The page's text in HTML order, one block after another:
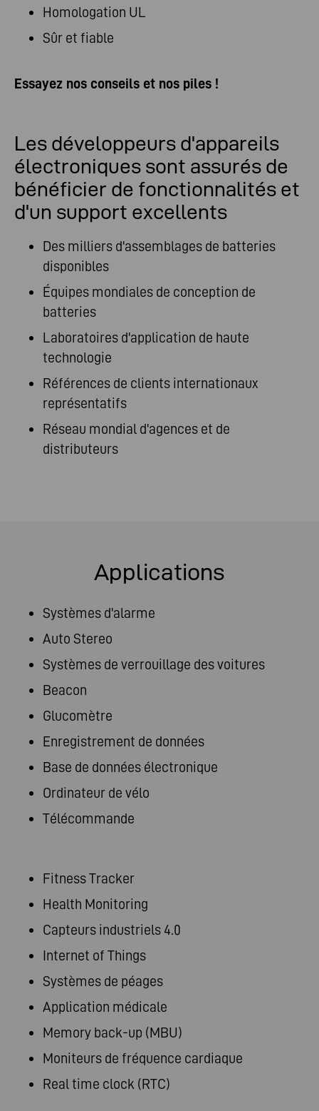
Homologation UL
Sûr et fiable
Essayez nos conseils et nos piles !
Les développeurs d'appareils
électroniques sont assurés de
bénéficier de fonctionnalités et
d'un support excellents
Des milliers d'assemblages de batteries
disponibles
Équipes mondiales de conception de
batteries
Laboratoires d'application de haute
technologie
Références de clients internationaux
représentatifs
Réseau mondial d'agences et de
distributeurs
Applications
Systèmes d'alarme
Auto Stereo
Systèmes de verrouillage des voitures
Beacon
Glucomètre
Enregistrement de données
Base de données électronique
Ordinateur de vélo
Télécommande
Fitness Tracker
Health Monitoring
Capteurs industriels 4.0
Internet of Things
Systèmes de péages
Application médicale
Memory back-up (MBU)
Moniteurs de fréquence cardiaque
Real time clock (RTC)